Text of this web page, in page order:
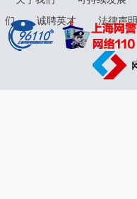
们
诚聘英才 法律声明